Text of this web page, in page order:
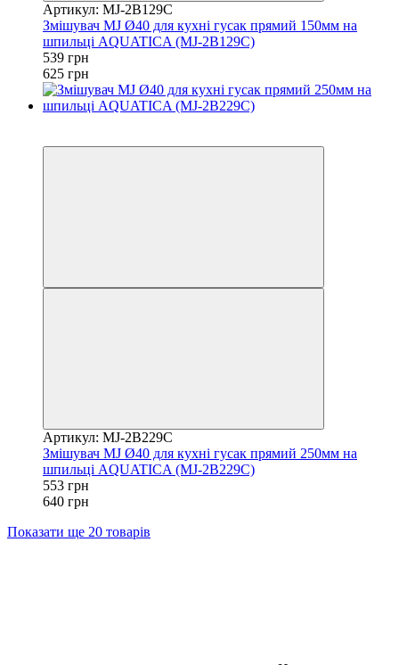
Артикул: MJ-2B129C
Змішувач MJ Ø40 для кухні гусак прямий 150мм на
шпильці AQUATICA (MJ-2B129C)
539 грн
625 грн
Артикул: MJ-2B229C
Змішувач MJ Ø40 для кухні гусак прямий 250мм на
шпильці AQUATICA (MJ-2B229C)
553 грн
640 грн
Показати ще 20 товарів